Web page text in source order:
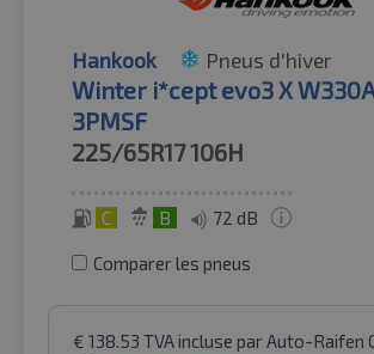
Hankook Pneus d'hiver
Winter i*cept evo3 X
3PMSF
225/65R17106H
C B 72 dB
Comparer les pneus
€ 138.53 TVA incluse par Auto-Raifen